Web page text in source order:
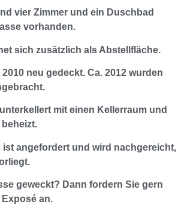
vier Zimmer und ein Duschbad
vorhanden.
sich zusätzlich als Abstellfläche.
neu gedeckt. Ca. 2012 wurden
mit einen Kellerraum und
ist angefordert und wird nachgereicht,
geweckt? Dann fordern Sie gern
an.